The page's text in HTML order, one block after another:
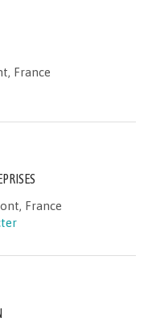
France
France